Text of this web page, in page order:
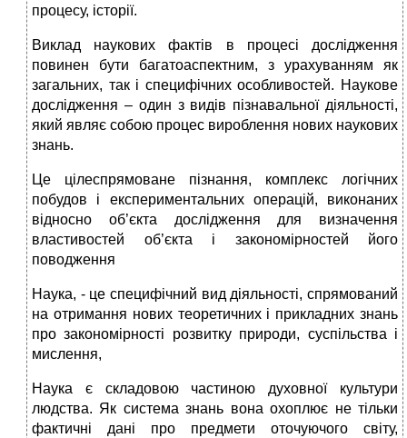
процесу, історії.
Виклад наукових фактів в процесі дослідження
повинен бути багатоаспектним, з урахуванням як
загальних, так і специфічних особливостей. Наукове
дослідження – один з видів пізнавальної діяльності,
який являє собою процес вироблення нових наукових
знань.
Це цілеспрямоване пізнання, комплекс логічних
побудов і експериментальних операцій, виконаних
відносно об’єкта дослідження для визначення
властивостей об’єкта і закономірностей його
поводження
Наука, - це специфічний вид діяльності, спрямований
на отримання нових теоретичних і прикладних знань
про за­кономірності розвитку природи, суспільства і
мислення,
Наука є складовою частиною духовної культури
людства. Як система знань вона охоплює не тільки
фактичні дані про предмети оточуючого світу,